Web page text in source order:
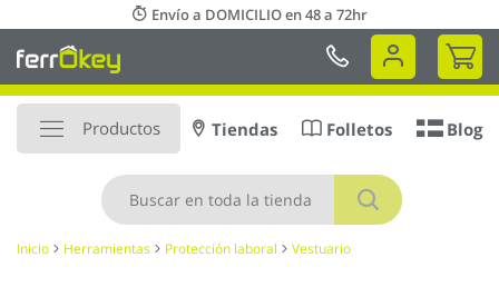
al
contenido
Envío a DOMICILIO en 48 a 72hr
Mi
Productos
Buscar
Tiendas Folletos Blog
Inicio Herramientas Protección laboral Vestuario